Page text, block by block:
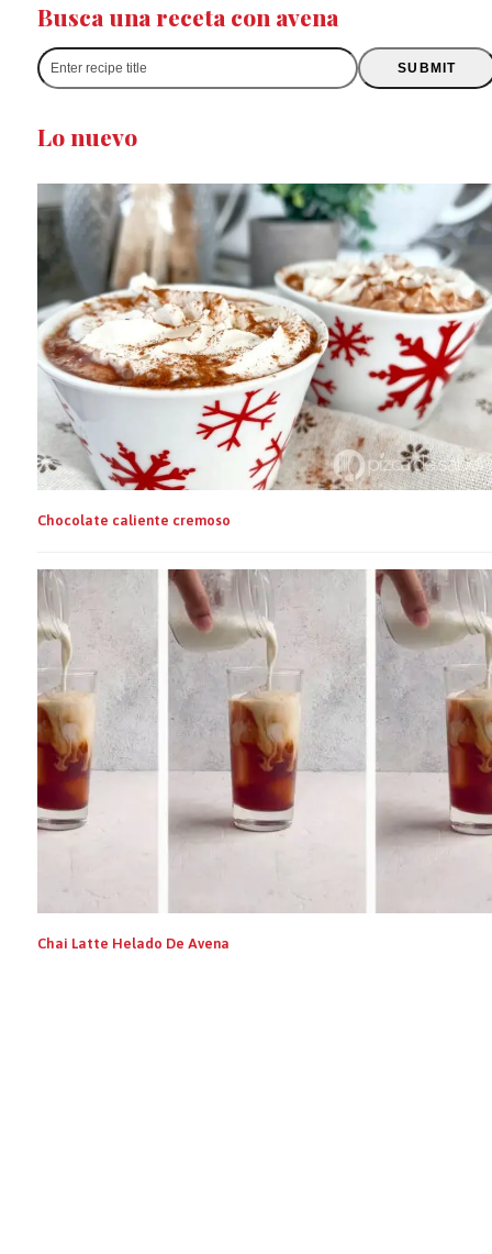
Busca una receta con avena
Enter
recipe
SUBMIT
Lo nuevo
Chocolate caliente cremoso
Chai Latte Helado De Avena